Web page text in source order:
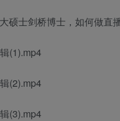
硕士剑桥博士，如何做直
(1).mp4
(2).mp4
(3).mp4